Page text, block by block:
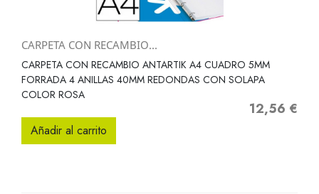
CARPETA CON RECAMBIO...
CARPETA CON RECAMBIO ANTARTIK A4 CUADRO 5MM
FORRADA 4 ANILLAS 40MM REDONDAS CON SOLAPA
COLOR ROSA
Precio
12,56 €
Añadir al carrito